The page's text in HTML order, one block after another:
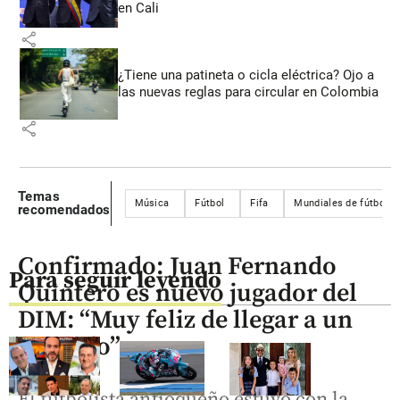
en Cali
share
¿Tiene una patineta o cicla eléctrica? Ojo a
las nuevas reglas para circular en Colombia
share
Temas
recomendados
Música Fútbol Fifa Mundiales de fútbol
Para seguir leyendo
Confirmado: Juan Fernando
Quintero es nuevo jugador del
DIM: “Muy feliz de llegar a un
acuerdo”